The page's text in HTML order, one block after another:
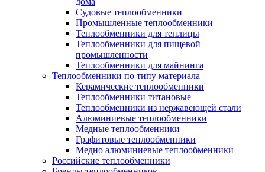
Судовые теплообменники
Промышленные теплообменники
Теплообменники для теплицы
Теплообменники для пищевой
промышленности
Теплообменники для майнинга
Теплообменники по типу материала
Керамические теплообменники
Теплообменники титановые
Теплообменники из нержавеющей стали
Алюминиевые теплообменники
Медные теплообменники
Графитовые теплообменники
Медно алюминиевые теплообменники
Российские теплообменники